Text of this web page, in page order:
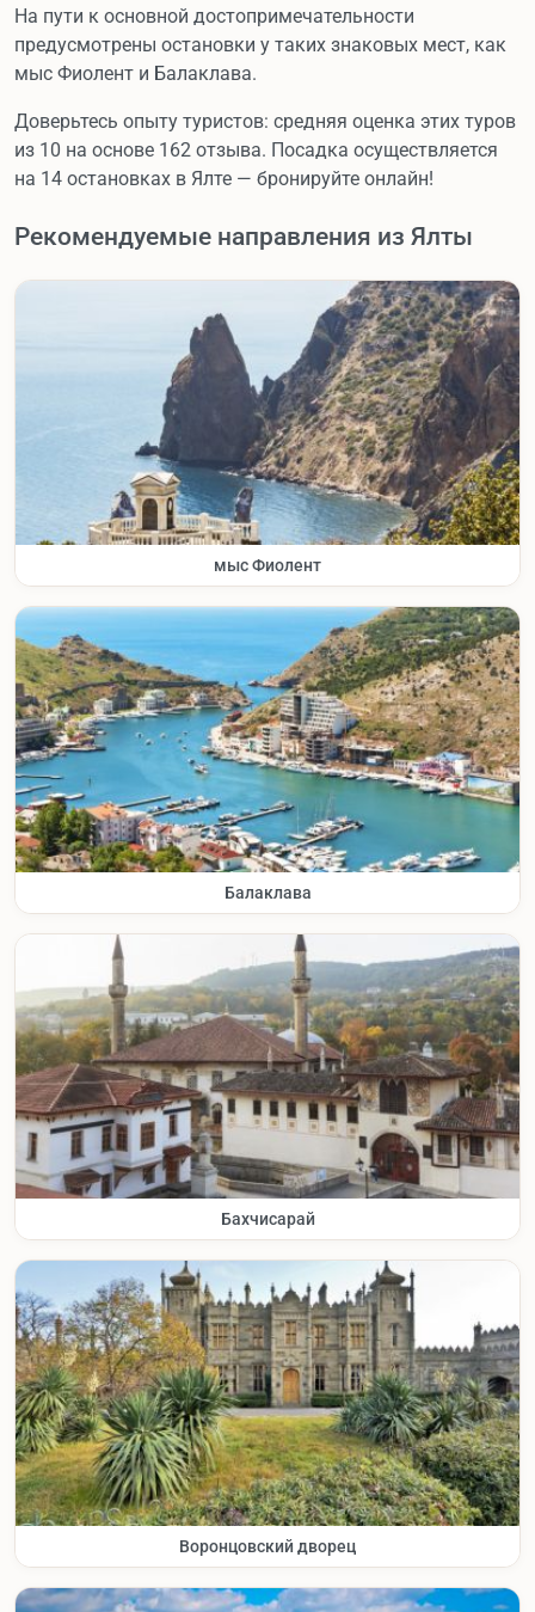
На пути к основной достопримечательности
предусмотрены остановки у таких знаковых мест, как
мыс Фиолент и Балаклава.
Доверьтесь опыту туристов: средняя оценка этих туров
из 10 на основе 162 отзыва. Посадка осуществляется
на 14 остановках в Ялте — бронируйте онлайн!
Рекомендуемые направления из Ялты
мыс Фиолент
Балаклава
Бахчисарай
Воронцовский дворец